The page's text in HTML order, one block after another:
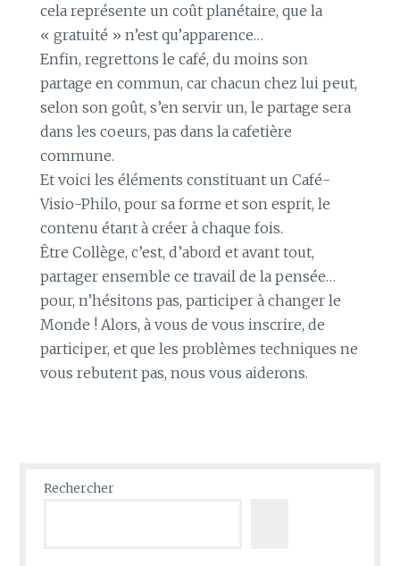
cela représente un coût planétaire, que la
« gratuité » n’est qu’apparence…
Enfin, regrettons le café, du moins son
partage en commun, car chacun chez lui peut,
selon son goût, s’en servir un, le partage sera
dans les coeurs, pas dans la cafetière
commune.
Et voici les éléments constituant un Café-
Visio-Philo, pour sa forme et son esprit, le
contenu étant à créer à chaque fois.
Être Collège, c’est, d’abord et avant tout,
partager ensemble ce travail de la pensée…
pour, n’hésitons pas, participer à changer le
Monde ! Alors, à vous de vous inscrire, de
participer, et que les problèmes techniques ne
vous rebutent pas, nous vous aiderons.
Rechercher